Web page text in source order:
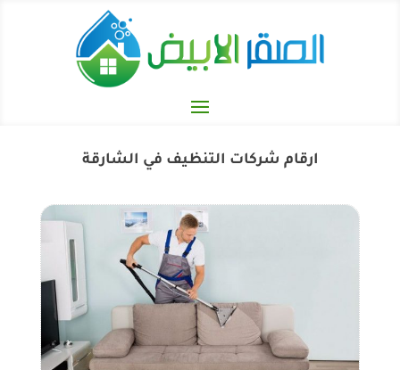
ارقام شركات التنظيف في الشارقة